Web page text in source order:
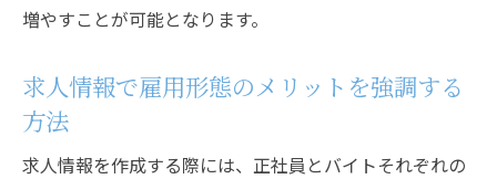
増やすことが可能となります。
求人情報で雇用形態のメリットを強調する
方法
求人情報を作成する際には、正社員とバイトそれぞれの